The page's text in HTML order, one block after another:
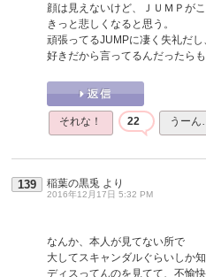
顔は見えないけど、ＪＵＭＰが
きっと悲しくなると思う。
頑張ってるJUMPに凄く失礼だし
好きだから言ってるんだったら
それな！ 22 うー
139 稲葉の黒兎 より
2016年12月17日 5:32 PM
なんか、本人が見てない所で
大してスキャンダルぐらいしか
ディスってんのを見てて、不愉快